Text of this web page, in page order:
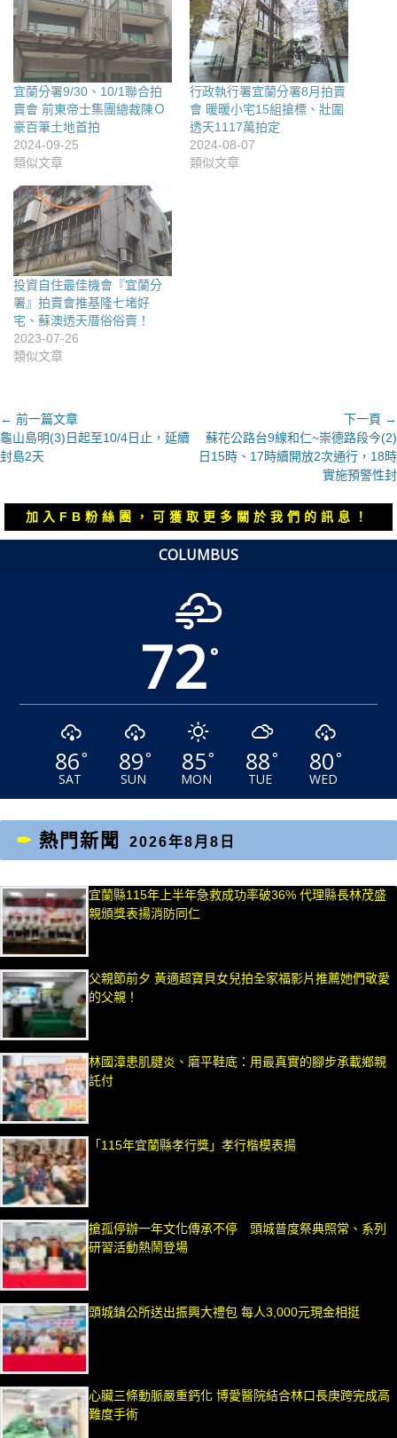
宜蘭分署9/30、10/1聯合拍
賣會 前東帝士集團總裁陳Ｏ
豪百筆土地首拍
2024-09-25
類似文章
行政執行署宜蘭分署8月拍賣
會 暖暖小宅15組搶標、壯圍
透天1117萬拍定
2024-08-07
類似文章
投資自住最佳機會『宜蘭分
署』拍賣會推基隆七堵好
宅、蘇澳透天厝俗俗賣！
2023-07-26
類似文章
文
章
導
← 前一篇文章
上
一
龜山島明(3)日起至10/4日止，延續
封島2天
下一頁 →
下
一
章：
蘇花公路台9線和仁~崇德路段今(2)
日15時、17時續開放2次通行，18時
實施預警性封
加入FB粉絲團，可獲取更多關於我們的訊息！
COLUMBUS
72°
86°
SAT
89°
SUN
85°
MON
88°
TUE
80°
WED
熱門新聞 2026年8月8日
宜蘭縣115年上半年急救成功率破36% 代理縣長林茂盛
親頒獎表揚消防同仁
父親節前夕 黃適超寶貝女兒拍全家福影片推薦她們敬愛
的父親！
林國漳患肌腱炎、磨平鞋底：用最真實的腳步承載鄉親
託付
「115年宜蘭縣孝行獎」孝行楷模表揚
搶孤停辦一年文化傳承不停 頭城普度祭典照常、系列
研習活動熱鬧登場
頭城鎮公所送出振興大禮包 每人3,000元現金相挺
心臟三條動脈嚴重鈣化 博愛醫院結合林口長庚跨完成高
難度手術